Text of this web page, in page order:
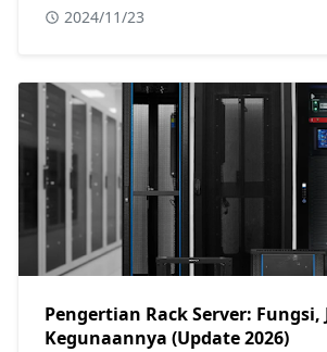
2024/11/23
Pengertian Rack Server: Fungsi,
Kegunaannya (Update 2026)